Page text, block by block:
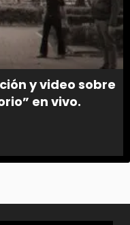
y video sobre
en vivo.